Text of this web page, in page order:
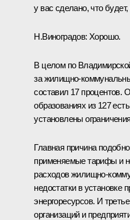
у вас сделано, что
Н.Виноградов: Хорошо.
В целом по
за жилищно-
составил 17 процентов.
образованиях из 127
установлены
Главная причина
применяемые тарифы и
расходов жилищно-
недостатки в установке
энергоресурсов. И
организаций и